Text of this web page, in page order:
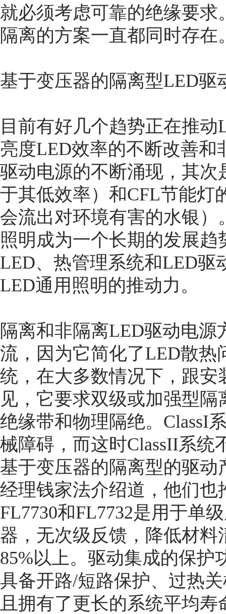
就必须考虑可靠的绝缘要
隔离的方案一直都同时存在
基于变压器的隔离型LED驱
目前有好几个趋势正在推
亮度LED效率的不断改善
驱动电源的不断涌现，其
于其低效率）和CFL节能灯
会流出对环境有害的水银
照明成为一个长期的发展
LED、热管理系统和LED驱
LED通用照明的推动力。
隔离和非隔离LED驱动电源
流，因为它简化了LED散热
统，在大多数情况下，跟安
见，它要求双级或加强型
绝缘带和物理隔绝。ClassI
械障碍，而这时ClassII系
基于变压器的隔离型的驱
经理钱家法介绍道，他们
FL7730和FL7732是用于单
器，无次级反馈，降低材
85%以上。驱动集成的保护
具备开路/短路保护、过热
且拥有了更长的系统平均